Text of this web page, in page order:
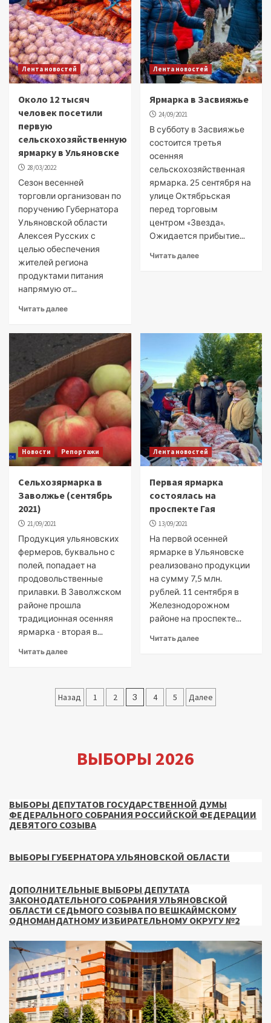
Лента новостей
Около 12 тысяч
человек посетили
первую
сельскохозяйственную
ярмарку в Ульяновске
28/03/2022
Сезон весенней
торговли организован по
поручению Губернатора
Ульяновской области
Алексея Русских с
целью обеспечения
жителей региона
продуктами питания
напрямую от...
Читать далее
Лента новостей
Ярмарка в Засвияжье
24/09/2021
В субботу в Засвияжье
состоится третья
осенняя
сельскохозяйственная
ярмарка. 25 сентября на
улице Октябрьская
перед торговым
центром «Звезда».
Ожидается прибытие...
Читать далее
Новости Репортажи
Сельхозярмарка в
Заволжье (сентябрь
2021)
21/09/2021
Продукция ульяновских
фермеров, буквально с
полей, попадает на
продовольственные
прилавки. В Заволжском
районе прошла
традиционная осенняя
ярмарка - вторая в...
Читать далее
Лента новостей
Первая ярмарка
состоялась на
проспекте Гая
13/09/2021
На первой осенней
ярмарке в Ульяновске
реализовано продукции
на сумму 7,5 млн.
рублей. 11 сентября в
Железнодорожном
районе на проспекте...
Читать далее
Пагинация
Назад 1 2 3 4 5 Далее
ВЫБОРЫ 2026
ВЫБОРЫ ДЕПУТАТОВ ГОСУДАРСТВЕННОЙ ДУМЫ
ФЕДЕРАЛЬНОГО СОБРАНИЯ РОССИЙСКОЙ ФЕДЕРАЦИИ
ДЕВЯТОГО СОЗЫВА
ВЫБОРЫ ГУБЕРНАТОРА УЛЬЯНОВСКОЙ ОБЛАСТИ
ДОПОЛНИТЕЛЬНЫЕ ВЫБОРЫ ДЕПУТАТА
ЗАКОНОДАТЕЛЬНОГО СОБРАНИЯ УЛЬЯНОВСКОЙ
ОБЛАСТИ СЕДЬМОГО СОЗЫВА ПО ВЕШКАЙМСКОМУ
ОДНОМАНДАТНОМУ ИЗБИРАТЕЛЬНОМУ ОКРУГУ №2